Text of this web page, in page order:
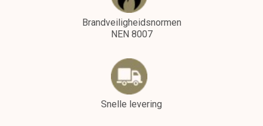
Brandveiligheidsnormen
NEN 8007
Snelle levering